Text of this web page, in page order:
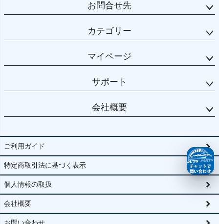
お問合せ先
カテゴリー
マイページ
サポート
会社概要
ご利用ガイド
特定商取引法に基づく表示
個人情報の取扱
会社概要